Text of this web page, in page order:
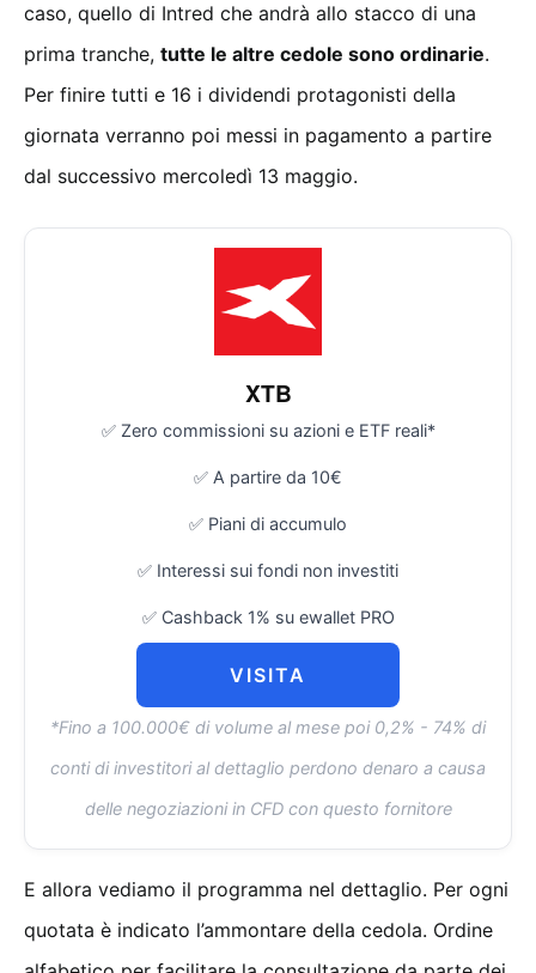
caso, quello di Intred che andrà allo stacco di una
prima tranche, tutte le altre cedole sono ordinarie.
Per finire tutti e 16 i dividendi protagonisti della
giornata verranno poi messi in pagamento a partire
dal successivo mercoledì 13 maggio.
XTB
✅ Zero commissioni su azioni e ETF reali*
✅ A partire da 10€
✅ Piani di accumulo
✅ Interessi sui fondi non investiti
✅ Cashback 1% su ewallet PRO
VISITA
*Fino a 100.000€ di volume al mese poi 0,2% - 74% di
conti di investitori al dettaglio perdono denaro a causa
delle negoziazioni in CFD con questo fornitore
E allora vediamo il programma nel dettaglio. Per ogni
quotata è indicato l’ammontare della cedola. Ordine